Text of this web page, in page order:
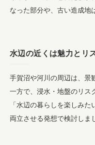
なった部分や、古い造成地
水辺の近くは魅力とリ
手賀沼や河川の周辺は、景
一方で、浸水・地盤のリス
「水辺の暮らしを楽しみ
両立させる発想で検討しま